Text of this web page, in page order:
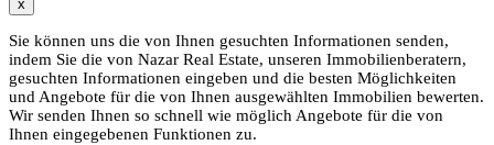
x
Sie können uns die von Ihnen gesuchten Informationen senden,
indem Sie die von Nazar Real Estate, unseren Immobilienberatern,
gesuchten Informationen eingeben und die besten Möglichkeiten
und Angebote für die von Ihnen ausgewählten Immobilien bewerten.
Wir senden Ihnen so schnell wie möglich Angebote für die von
Ihnen eingegebenen Funktionen zu.